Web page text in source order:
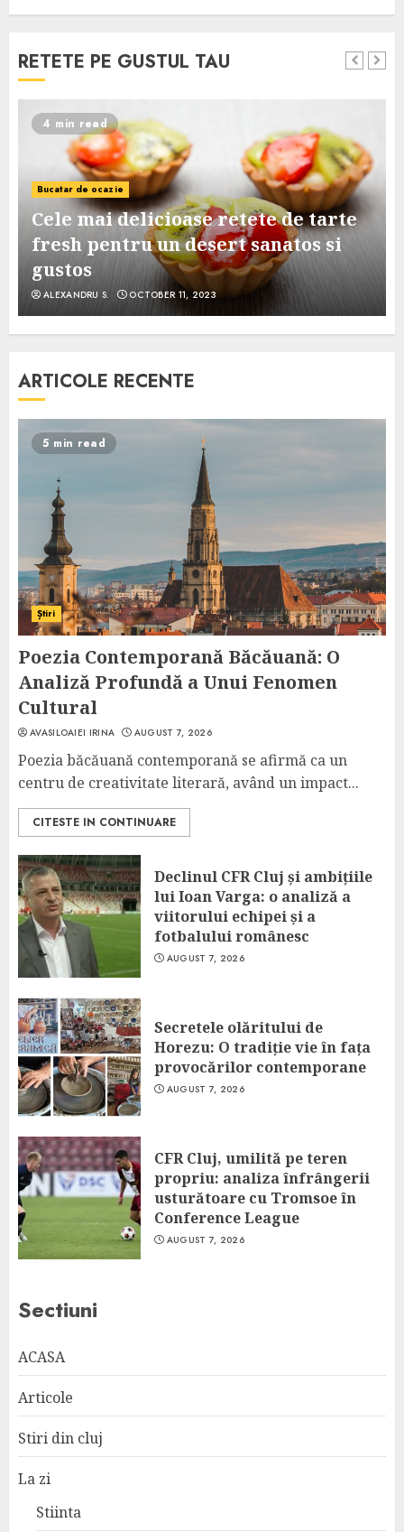
RETETE PE GUSTUL TAU
4 min read
Bucatar de ocazie
Cele mai delicioase retete de tarte
fresh pentru un desert sanatos si
gustos
ALEXANDRU S. OCTOBER 11, 2023
ARTICOLE RECENTE
5 min read
Știri
Poezia Contemporană Băcăuană: O
Analiză Profundă a Unui Fenomen
Cultural
AVASILOAIEI IRINA AUGUST 7, 2026
Poezia băcăuană contemporană se afirmă ca un
centru de creativitate literară, având un impact...
CITESTE IN CONTINUARE
Declinul CFR Cluj și ambițiile
lui Ioan Varga: o analiză a
viitorului echipei și a
fotbalului românesc
AUGUST 7, 2026
Secretele olăritului de
Horezu: O tradiție vie în fața
provocărilor contemporane
AUGUST 7, 2026
CFR Cluj, umilită pe teren
propriu: analiza înfrângerii
usturătoare cu Tromsoe în
Conference League
AUGUST 7, 2026
Sectiuni
ACASA
Articole
Stiri din cluj
La zi
Stiinta